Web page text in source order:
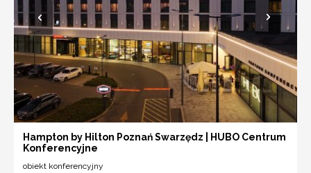
Hampton by Hilton Poznań Swarzędz | HUBO Centrum
Konferencyjne
obiekt konferencyjny